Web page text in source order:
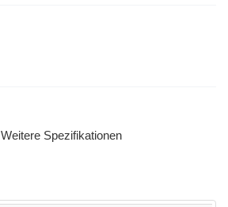
Weitere Spezifikationen